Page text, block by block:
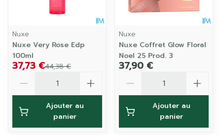
Nuxe
Nuxe Very Rose Edp
100ml
44,38 €
37,73 €
Ajouter au
panier
Nuxe
Nuxe Coffret Glow Floral
Noel 25 Prod. 3
37,90 €
Ajouter au
panier